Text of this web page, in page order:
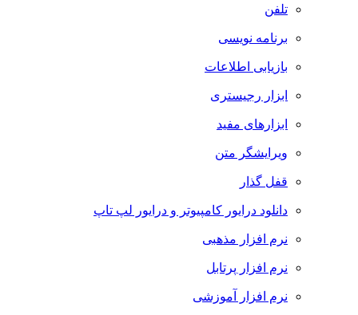
تلفن
برنامه نویسی
بازیابی اطلاعات
ابزار رجیستری
ابزارهای مفید
ویرایشگر متن
قفل گذار
دانلود درایور کامپیوتر و درایور لپ تاپ
نرم افزار مذهبی
نرم افزار پرتابل
نرم افزار آموزشی